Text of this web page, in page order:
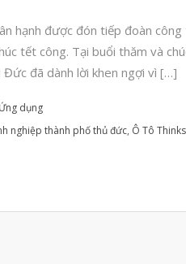
hạnh được đón tiếp đoàn công
tết công. Tại buổi thăm và
đã dành lời khen ngợi vì […]
Ứng dụng
nghiệp thành phố thủ đức, Ô Tô